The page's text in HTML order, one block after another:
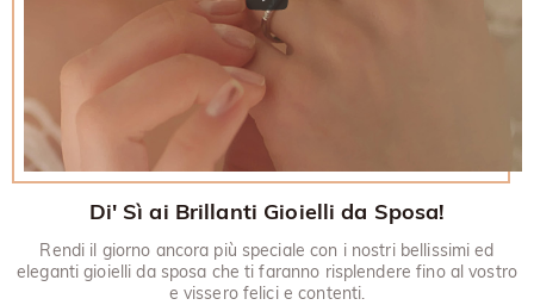
Di' Sì ai Brillanti Gioielli da Sposa!
Rendi il giorno ancora più speciale con i nostri bellissimi ed
eleganti gioielli da sposa che ti faranno risplendere fino al vostro
e vissero felici e contenti.